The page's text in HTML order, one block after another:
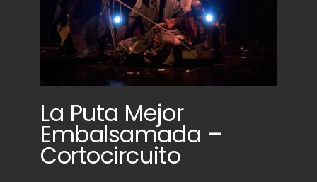
La Puta Mejor
Embalsamada –
Cortocircuito